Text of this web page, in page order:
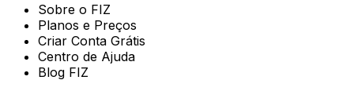
Sobre o FIZ
Planos e Preços
Criar Conta Grátis
Centro de Ajuda
Blog FIZ